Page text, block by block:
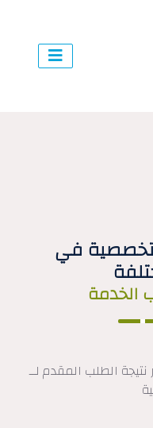
في
الطلب المقدم لــ